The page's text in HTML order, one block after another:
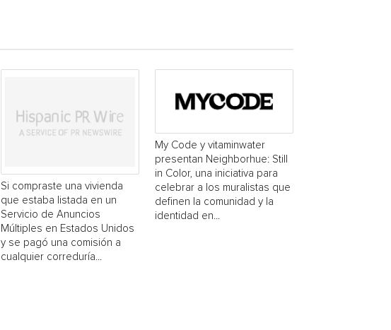
Si compraste una vivienda
que estaba listada en un
Servicio de Anuncios
Múltiples en Estados Unidos
y se pagó una comisión a
cualquier correduría...
My Code y vitaminwater
presentan Neighborhue: Still
in Color, una iniciativa para
celebrar a los muralistas que
definen la comunidad y la
identidad en...